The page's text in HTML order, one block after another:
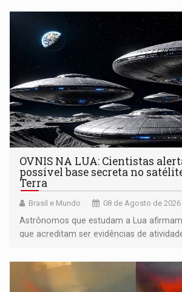
OVNIS NA LUA: Cientistas
possível base secreta no
Terra
Brasil e Mundo 08 de Agosto de 2026
Astrônomos que estudam a Lua
que acreditam ser evidências de
órbita